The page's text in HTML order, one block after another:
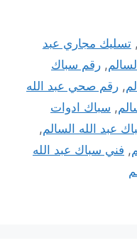
,تسليك مجاري عبد
, رقم سباك
, رقم صحي عبد الله
, سباك ادوات
عبد الله السالم,
, فني سباك عبد الله